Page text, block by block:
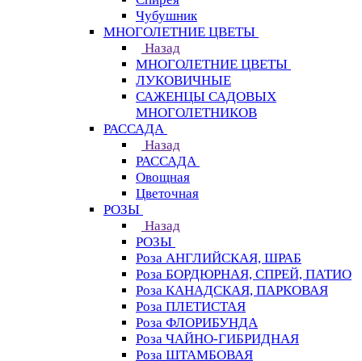
Чубушник
МНОГОЛЕТНИЕ ЦВЕТЫ
Назад
МНОГОЛЕТНИЕ ЦВЕТЫ
ЛУКОВИЧНЫЕ
САЖЕНЦЫ САДОВЫХ
МНОГОЛЕТНИКОВ
РАССАДА
Назад
РАССАДА
Овощная
Цветочная
РОЗЫ
Назад
РОЗЫ
Роза АНГЛИЙСКАЯ, ШРАБ
Роза БОРДЮРНАЯ, СПРЕЙ, ПАТИО
Роза КАНАДСКАЯ, ПАРКОВАЯ
Роза ПЛЕТИСТАЯ
Роза ФЛОРИБУНДА
Роза ЧАЙНО-ГИБРИДНАЯ
Роза ШТАМБОВАЯ